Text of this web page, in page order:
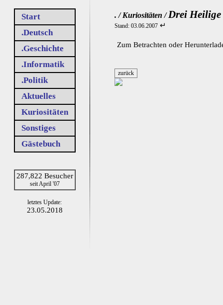
Start
.Deutsch
.Geschichte
.Informatik
.Politik
Aktuelles
Kuriositäten
Sonstiges
Gästebuch
287,822 Besucher
seit April '07
letztes Update:
23.05.2018
. / Kuriositäten /Drei
Stand: 03.06.2007 ↵
Zum Betrachten oder